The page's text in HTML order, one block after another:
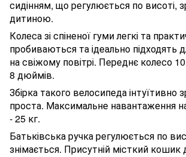
сидінням, що регулюється по висоті,
дитиною.
Колеса зі спіненої гуми легкі та
пробиваються та ідеально підходять
на свіжому повітрі. Переднє колесо
8 дюймів.
Збірка такого велосипеда інтуїтивно
проста. Максимальне навантаження
- 25 кг.
Батьківська ручка регулюється по
знімається. Присутній місткий кошик